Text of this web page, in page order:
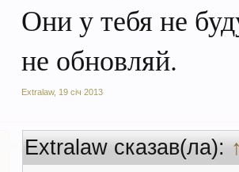
Они у тебя не
не обновляй.
Extralaw, 19 січ 2013
Extralaw сказав(ла):